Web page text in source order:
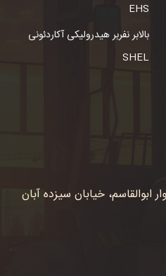
EHS
بالابر نفربر هیدرولیکی آکاردئونی
SHEL
ابوالقاسم، خیابان سیزده آبان